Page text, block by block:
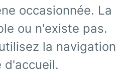
occasionnée. La
ou n'existe pas.
la navigation
d'accueil.